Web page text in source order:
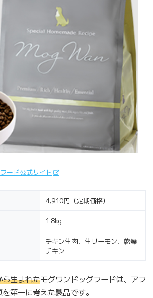
ード公式サイト
4,910円（定期価格）
1.8kg
チキン生肉、生サーモン、乾燥
チキン
生まれたモグワンドッグフードは、アフ
第一に考えた製品です。